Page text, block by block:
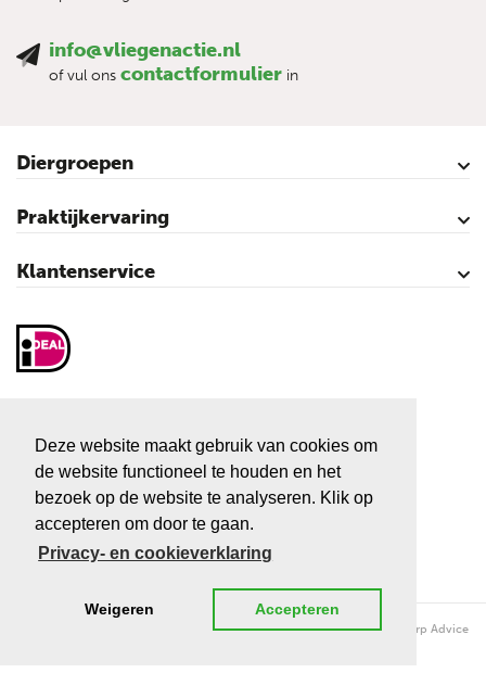
Deze website maakt gebruik van cookies om
de website functioneel te houden en het
bezoek op de website te analyseren. Klik op
accepteren om door te gaan.
Privacy- en cookieverklaring
Weigeren Accepteren
info@vliegenactie.nl
of vul ons contactformulier in
Diergroepen
Rundvee
Paarden
Schapen
Geiten
Varkens
Pluimvee
Praktijkervaring
Kalveren
Koeien
Varkens
Over vliegen…
Vliegenbestrijding – video’s
Klantenservice
Contact
Mijn account
Veilig winkelen
Algemene voorwaarden
Privacy- en cookieverklaring
Disclaimer
Sitemap
Sluiskolk 3
7681 KC Vroomshoop
Tel:+31 546 666 666
E-mail:info@vliegenactie.nl
Copyright © 2026 Vliegenactie.nl - Bio Enterprise | Realisatie en ontwerp Advice